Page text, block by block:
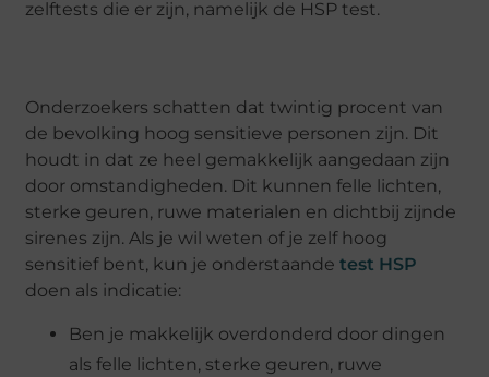
zelftests die er zijn, namelijk de HSP test.
Onderzoekers schatten dat twintig procent van
de bevolking hoog sensitieve personen zijn. Dit
houdt in dat ze heel gemakkelijk aangedaan zijn
door omstandigheden. Dit kunnen felle lichten,
sterke geuren, ruwe materialen en dichtbij zijnde
sirenes zijn. Als je wil weten of je zelf hoog
sensitief bent, kun je onderstaandetest HSP
doen als indicatie:
Ben je makkelijk overdonderd door dingen
als felle lichten, sterke geuren, ruwe